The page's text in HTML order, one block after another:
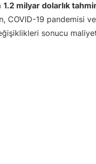
1.2 milyar dolarlık
COVID-19 pandemisi
sonucu